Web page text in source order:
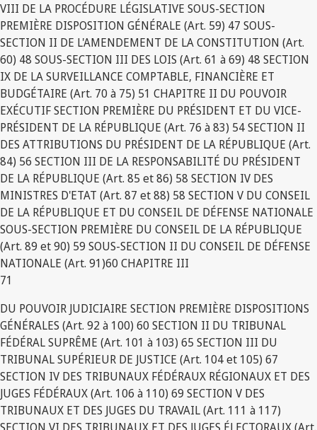
VIII DE LA PROCÉDURE LÉGISLATIVE SOUS-SECTION
PREMIÈRE DISPOSITION GÉNÉRALE (Art. 59) 47 SOUS-
SECTION II DE L'AMENDEMENT DE LA CONSTITUTION (Art.
60) 48 SOUS-SECTION III DES LOIS (Art. 61 à 69) 48 SECTION
IX DE LA SURVEILLANCE COMPTABLE, FINANCIÈRE ET
BUDGÉTAIRE (Art. 70 à 75) 51 CHAPITRE II DU POUVOIR
EXÉCUTIF SECTION PREMIÈRE DU PRÉSIDENT ET DU VICE-
PRÉSIDENT DE LA RÉPUBLIQUE (Art. 76 à 83) 54 SECTION II
DES ATTRIBUTIONS DU PRÉSIDENT DE LA RÉPUBLIQUE (Art.
84) 56 SECTION III DE LA RESPONSABILITÉ DU PRÉSIDENT
DE LA RÉPUBLIQUE (Art. 85 et 86) 58 SECTION IV DES
MINISTRES D'ETAT (Art. 87 et 88) 58 SECTION V DU CONSEIL
DE LA RÉPUBLIQUE ET DU CONSEIL DE DÉFENSE NATIONALE
SOUS-SECTION PREMIÈRE DU CONSEIL DE LA RÉPUBLIQUE
(Art. 89 et 90) 59 SOUS-SECTION II DU CONSEIL DE DÉFENSE
NATIONALE (Art. 91)60 CHAPITRE III
71
DU POUVOIR JUDICIAIRE SECTION PREMIÈRE DISPOSITIONS
GÉNÉRALES (Art. 92 à 100) 60 SECTION II DU TRIBUNAL
FÉDÉRAL SUPRÊME (Art. 101 à 103) 65 SECTION III DU
TRIBUNAL SUPÉRIEUR DE JUSTICE (Art. 104 et 105) 67
SECTION IV DES TRIBUNAUX FÉDÉRAUX RÉGIONAUX ET DES
JUGES FÉDÉRAUX (Art. 106 à 110) 69 SECTION V DES
TRIBUNAUX ET DES JUGES DU TRAVAIL (Art. 111 à 117)